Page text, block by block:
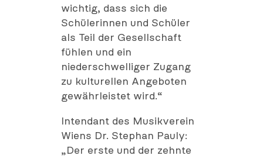
wichtig, dass sich die
Schülerinnen und Schüler
als Teil der Gesellschaft
fühlen und ein
niederschwelliger Zugang
zu kulturellen Angeboten
gewährleistet wird.“
Intendant des Musikverein
Wiens Dr. Stephan Pauly:
„Der erste und der zehnte